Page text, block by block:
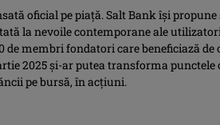
oficial pe piață. Salt Bank își
la nevoile contemporane ale
de membri fondatori care beneficiază
2025 și-ar putea transforma punctele
pe bursă, în acțiuni.